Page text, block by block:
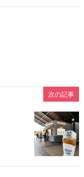
次の記事